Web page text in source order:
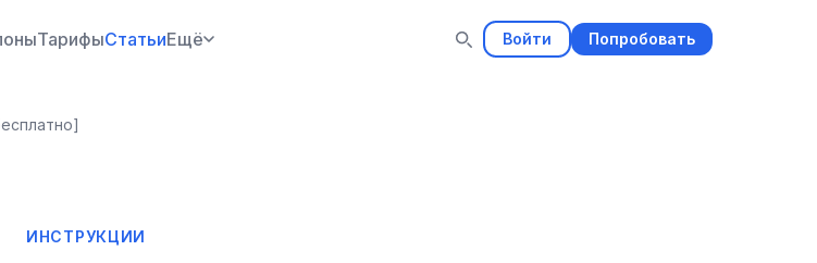
ТарифыСтатьиЕщё Войти Попробовать
ИНСТРУКЦИИ